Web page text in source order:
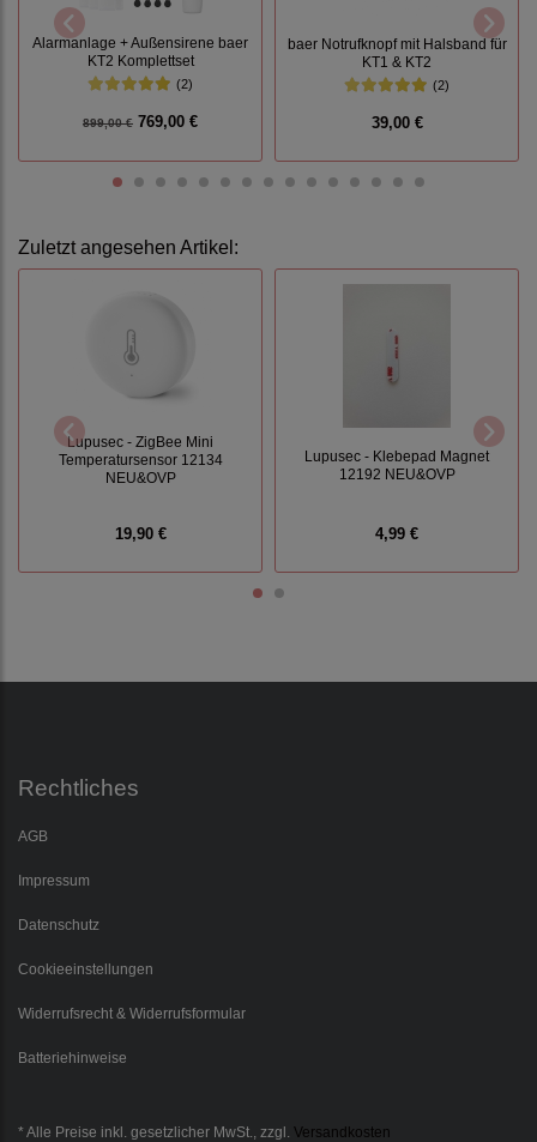
Alarmanlage + Außensirene baer
KT2 Komplettset
(2)
899,00 € 769,00 €
baer Notrufknopf mit Halsband für
KT1 & KT2
(2)
39,00 €
Zuletzt angesehen Artikel:
Lupusec - ZigBee Mini
Temperatursensor 12134
NEU&OVP
19,90 €
Lupusec - Klebepad Magnet
12192 NEU&OVP
4,99 €
Rechtliches
AGB
Impressum
Datenschutz
Cookieeinstellungen
Widerrufsrecht & Widerrufsformular
Batteriehinweise
* Alle Preise inkl. gesetzlicher MwSt., zzgl. Versandkosten